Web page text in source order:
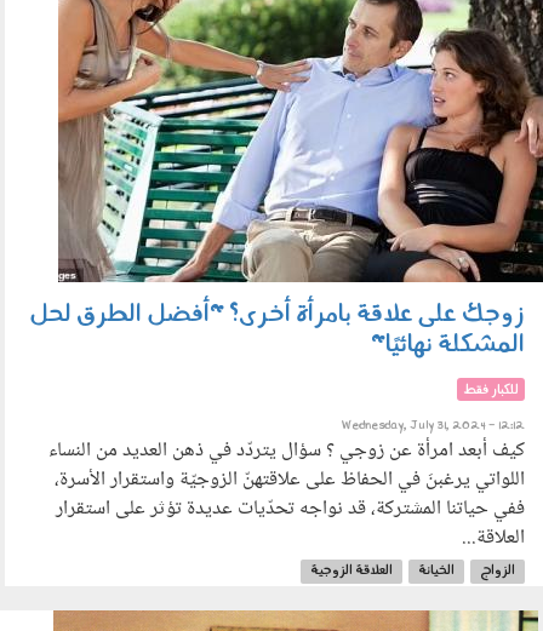
زوجك على علاقة بامرأة أخرى؟ "أفضل الطرق لحل
المشكلة نهائيًا"
للكبار فقط
Wednesday, July 31, 2024 - 12:12
كيف أبعد امرأة عن زوجي ؟ سؤال يتردّد في ذهن العديد من النساء
اللواتي يرغبنَ في الحفاظ على علاقتهنّ الزوجيّة واستقرار الأسرة،
ففي حياتنا المشتركة، قد نواجه تحدّيات عديدة تؤثر على استقرار
العلاقة...
الزواج الخيانة العلاقة الزوجية